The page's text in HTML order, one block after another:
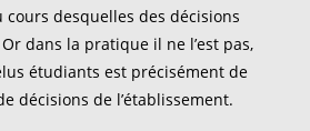
desquelles des décisions
dans la pratique il ne l’est pas,
étudiants est précisément de
décisions de l’établissement.